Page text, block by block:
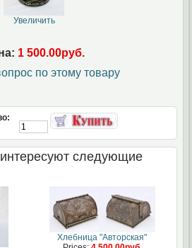
Увеличить
1 500.00руб.
по этому товару
следующие
Хлебница "Авторская"